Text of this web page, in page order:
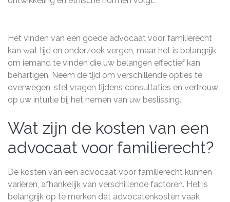
Het vinden van een goede advocaat voor familierecht
kan wat tijd en onderzoek vergen, maar het is belangrijk
om iemand te vinden die uw belangen effectief kan
behartigen. Neem de tijd om verschillende opties te
overwegen, stel vragen tijdens consultaties en vertrouw
op uw intuïtie bij het nemen van uw beslissing.
Wat zijn de kosten van een
advocaat voor familierecht?
De kosten van een advocaat voor familierecht kunnen
variëren, afhankelijk van verschillende factoren. Het is
belangrijk op te merken dat advocatenkosten vaak